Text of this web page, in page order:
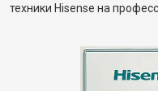
техники Hisense на